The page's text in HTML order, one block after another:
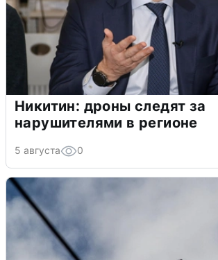
Никитин: дроны следят за
нарушителями в регионе
5 августа 0